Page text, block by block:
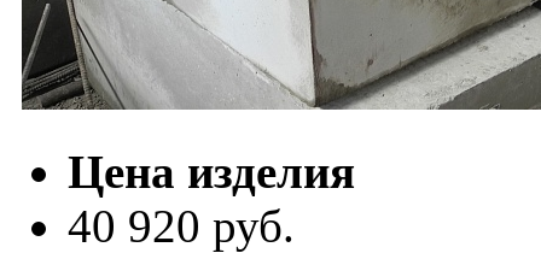
Цена изделия
40 920 руб.